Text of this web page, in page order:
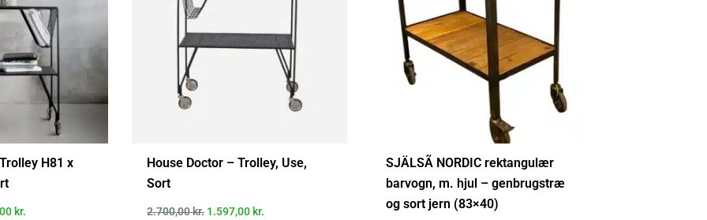
H81 x
kr.
House Doctor – Trolley, Use,
Sort
2.700,00kr. 1.597,00 kr.
SJÄLSÃ NORDIC rektangulær
barvogn, m. hjul – genbrugstræ
og sort jern (83×40)